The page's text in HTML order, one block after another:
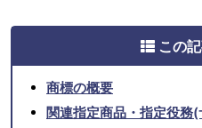
この
商標の概要
関連指定商品・指定役務